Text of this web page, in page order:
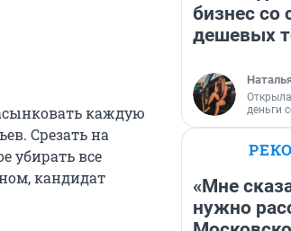
каждую
Срезать на
убирать все
кандидат
бизнес со
дешевых
деньги
«Мне
нужно